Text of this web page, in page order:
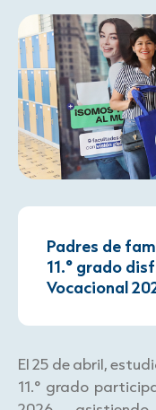
Padres de
11.° grado
Vocacional
El 25 de abril,
11.° grado